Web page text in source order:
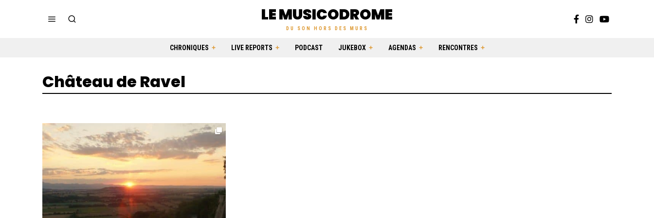
LE MUSICODROME
DU SON HORS DES MURS
CHRONIQUES LIVE REPORTS PODCAST JUKEBOX AGENDAS RENCONTRES
Château de Ravel